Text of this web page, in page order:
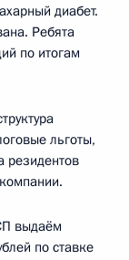
диабет.
Ребята
по итогам
льготы,
резидентов
выдаём
по ставке